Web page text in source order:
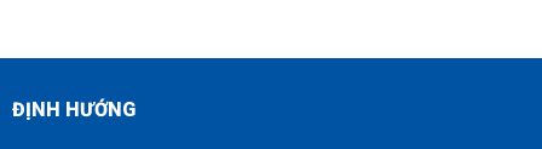
ĐỊNH HƯỚNG